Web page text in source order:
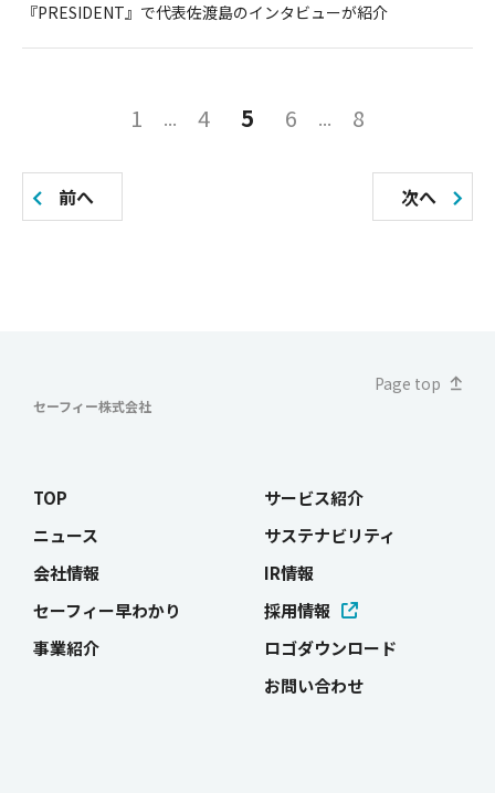
『PRESIDENT』で代表佐渡島のインタビューが紹介
の
り
前へ
1 4 5 6 8
次へ
セーフィー株式会社
Page top
TOP
ニュース
会社情報
セーフィー早わかり
事業紹介
サービス紹介
サステナビリティ
IR情報
採用情報
ロゴダウンロード
お問い合わせ